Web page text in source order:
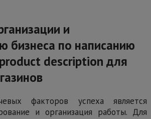
и
бизнеса по написанию
description для
факторов успеха является
и организация работы. Для